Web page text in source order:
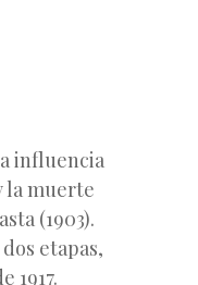
influencia
la muerte
(1903).
etapas,
1917.